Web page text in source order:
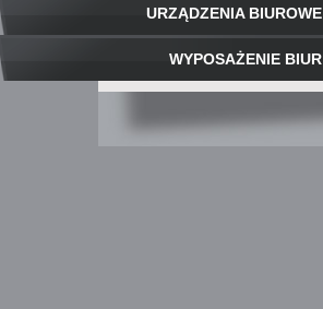
URZĄDZENIA BIUROWE
WYPOSAŻENIE BIUR